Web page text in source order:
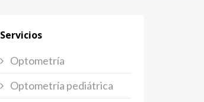
Servicios
Optometría
Optometría pediátrica